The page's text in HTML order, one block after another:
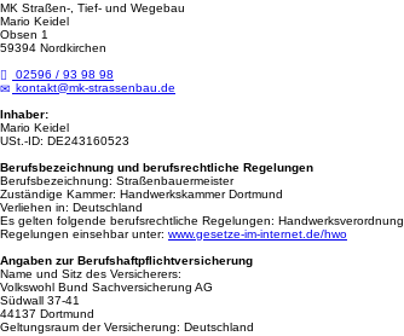
MK Straßen-, Tief- und Wegebau
Mario Keidel
Obsen 1
59394 Nordkirchen
02596 / 93 98 98
kontakt@mk-strassenbau.de
Inhaber:
Mario Keidel
USt.-ID: DE243160523
Berufsbezeichnung und berufsrechtliche Regelungen
Berufsbezeichnung: Straßenbauermeister
Zuständige Kammer: Handwerkskammer Dortmund
Verliehen in: Deutschland
Es gelten folgende berufsrechtliche Regelungen: Handwerksverordnung
Regelungen einsehbar unter: www.gesetze-im-internet.de/hwo
Angaben zur Berufshaftpflichtversicherung
Name und Sitz des Versicherers:
Volkswohl Bund Sachversicherung AG
Südwall 37-41
44137 Dortmund
Geltungsraum der Versicherung: Deutschland